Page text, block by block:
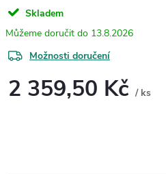
Skladem
13.8.2026
Možnosti doručení
2 359,50 Kč / ks